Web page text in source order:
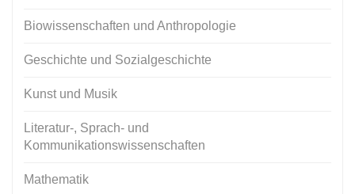
Biowissenschaften und Anthropologie
Geschichte und Sozialgeschichte
Kunst und Musik
Literatur-, Sprach- und
Kommunikationswissenschaften
Mathematik